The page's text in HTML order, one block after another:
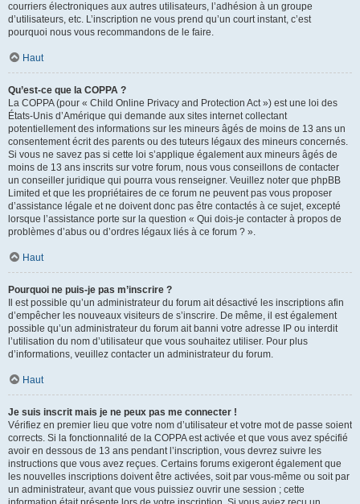
courriers électroniques aux autres utilisateurs, l’adhésion à un groupe
d’utilisateurs, etc. L’inscription ne vous prend qu’un court instant, c’est
pourquoi nous vous recommandons de le faire.
Haut
Qu’est-ce que la COPPA ?
La COPPA (pour « Child Online Privacy and Protection Act ») est une loi des
États-Unis d’Amérique qui demande aux sites internet collectant
potentiellement des informations sur les mineurs âgés de moins de 13 ans un
consentement écrit des parents ou des tuteurs légaux des mineurs concernés.
Si vous ne savez pas si cette loi s’applique également aux mineurs âgés de
moins de 13 ans inscrits sur votre forum, nous vous conseillons de contacter
un conseiller juridique qui pourra vous renseigner. Veuillez noter que phpBB
Limited et que les propriétaires de ce forum ne peuvent pas vous proposer
d’assistance légale et ne doivent donc pas être contactés à ce sujet, excepté
lorsque l’assistance porte sur la question « Qui dois-je contacter à propos de
problèmes d’abus ou d’ordres légaux liés à ce forum ? ».
Haut
Pourquoi ne puis-je pas m’inscrire ?
Il est possible qu’un administrateur du forum ait désactivé les inscriptions afin
d’empêcher les nouveaux visiteurs de s’inscrire. De même, il est également
possible qu’un administrateur du forum ait banni votre adresse IP ou interdit
l’utilisation du nom d’utilisateur que vous souhaitez utiliser. Pour plus
d’informations, veuillez contacter un administrateur du forum.
Haut
Je suis inscrit mais je ne peux pas me connecter !
Vérifiez en premier lieu que votre nom d’utilisateur et votre mot de passe soient
corrects. Si la fonctionnalité de la COPPA est activée et que vous avez spécifié
avoir en dessous de 13 ans pendant l’inscription, vous devrez suivre les
instructions que vous avez reçues. Certains forums exigeront également que
les nouvelles inscriptions doivent être activées, soit par vous-même ou soit par
un administrateur, avant que vous puissiez ouvrir une session ; cette